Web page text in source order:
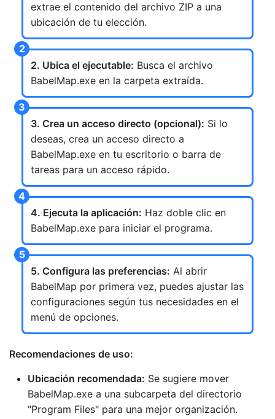
extrae el contenido del archivo ZIP a una
ubicación de tu elección.
2. Ubica el ejecutable: Busca el archivo
BabelMap.exe en la carpeta extraída.
3. Crea un acceso directo (opcional): Si lo
deseas, crea un acceso directo a
BabelMap.exe en tu escritorio o barra de
tareas para un acceso rápido.
4. Ejecuta la aplicación: Haz doble clic en
BabelMap.exe para iniciar el programa.
5. Configura las preferencias: Al abrir
BabelMap por primera vez, puedes ajustar las
configuraciones según tus necesidades en el
menú de opciones.
Recomendaciones de uso:
Ubicación recomendada: Se sugiere mover
BabelMap.exe a una subcarpeta del directorio
"Program Files" para una mejor organización.